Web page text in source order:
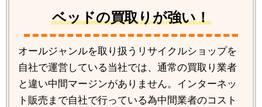
ベッドの買取りが強い！
オールジャンルを取り扱うリサイクルショップを
自社で運営している当社では、通常の買取り業者
と違い中間マージンがありません。インターネッ
ト販売まで自社で行っている為中間業者のコスト